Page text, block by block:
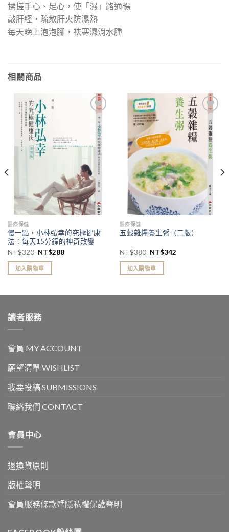
揉搓手心、足心，使「濕」路通暢
敲肝經，疏散肝火防濕熱
每天晚上泡泡腳，祛寒濕消水腫
相關商品
加入
「願
望清
單」
醫療保健
慢一點，小林弘幸的究極健康
法：每天15分鐘的神奇改變
NT$320 NT$288
加入購物車
加入
「願
望清
單」
醫療保健
五穀雜糧養生粥（二版）
NT$380 NT$342
加入購物車
讀者服務
會員 MY ACCOUNT
願望清單 WISHLIST
我要投稿 SUBMISSIONS
聯絡我們 CONTACT
會員中心
退換貨原則
版權聲明
會員服務條款暨隱私權保護聲明